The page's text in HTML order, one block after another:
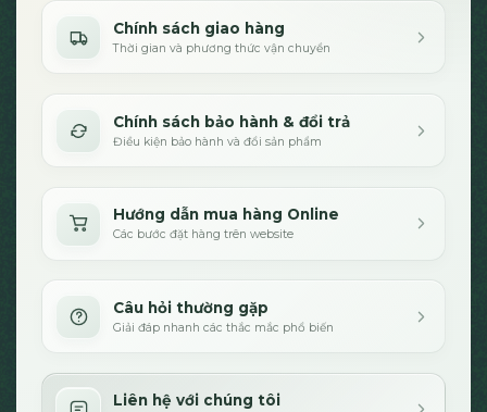
Chính sách giao hàng
Thời gian và phương thức vận chuyển
Chính sách bảo hành & đổi trả
Điều kiện bảo hành và đổi sản phẩm
Hướng dẫn mua hàng Online
Các bước đặt hàng trên website
Câu hỏi thường gặp
Giải đáp nhanh các thắc mắc phổ biến
Liên hệ với chúng tôi